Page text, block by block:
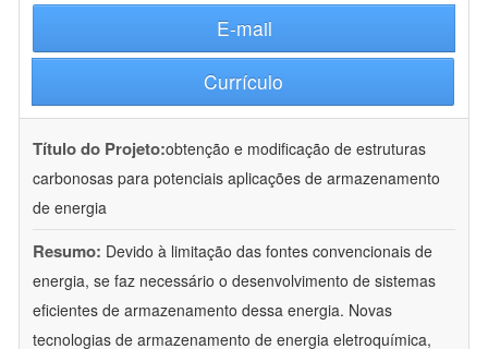
E-mail
Currículo
Título do Projeto:obtenção e modificação de estruturas
carbonosas para potenciais aplicações de armazenamento
de energia
Resumo: Devido à limitação das fontes convencionais de
energia, se faz necessário o desenvolvimento de sistemas
eficientes de armazenamento dessa energia. Novas
tecnologias de armazenamento de energia eletroquímica,